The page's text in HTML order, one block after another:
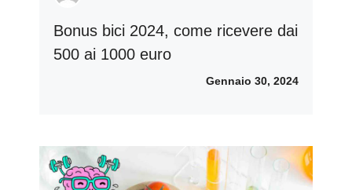
Bonus bici 2024, come ricevere dai
500 ai 1000 euro
Gennaio 30, 2024